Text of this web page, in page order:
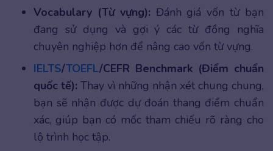
Vocabulary (Từ vựng): Đánh giá vốn từ bạn
đang sử dụng và gợi ý các từ đồng nghĩa
chuyên nghiệp hơn để nâng cao vốn từ vựng.
IELTS/TOEFL/CEFR Benchmark (Điểm chuẩn
quốc tế): Thay vì những nhận xét chung chung,
bạn sẽ nhận được dự đoán thang điểm chuẩn
xác, giúp bạn có mốc tham chiếu rõ ràng cho
lộ trình học tập.